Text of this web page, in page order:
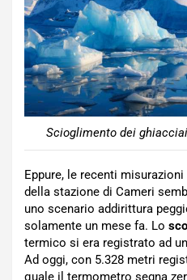
Scioglimento dei
Eppure, le recenti
della stazione di Cameri
uno scenario addirittura
solamente un mese fa. Lo
termico si era registrato ad
Ad oggi, con 5.328 metri
quale il termometro segna